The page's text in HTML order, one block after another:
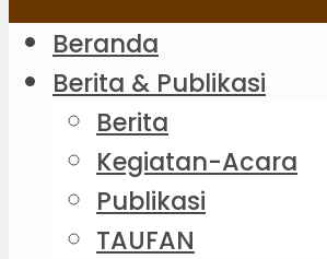
Beranda
Berita & Publikasi
Berita
Kegiatan-Acara
Publikasi
TAUFAN